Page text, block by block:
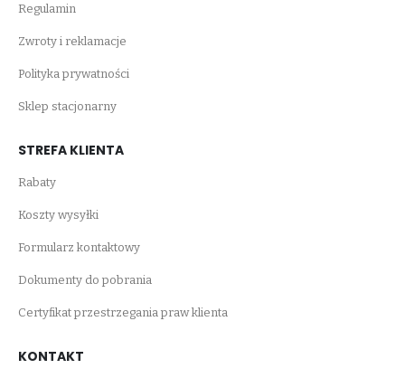
Regulamin
Zwroty i reklamacje
Polityka prywatności
Sklep stacjonarny
STREFA KLIENTA
Rabaty
Koszty wysyłki
Formularz kontaktowy
Dokumenty do pobrania
Certyfikat przestrzegania praw klienta
KONTAKT